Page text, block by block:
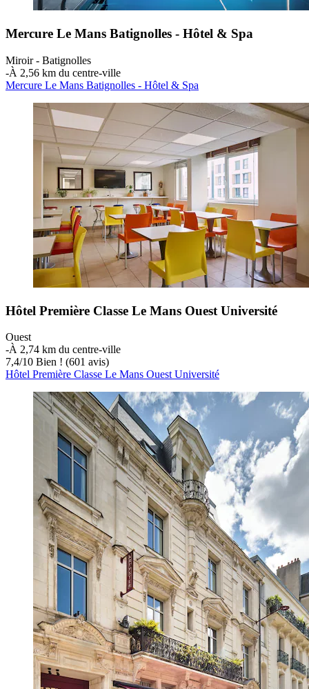
Mercure Le Mans Batignolles - Hôtel & Spa
Miroir - Batignolles
‐À 2,56 km du centre-ville
Mercure Le Mans Batignolles - Hôtel & Spa
Hôtel Première Classe Le Mans Ouest Université
Ouest
‐À 2,74 km du centre-ville
7,4/10 Bien ! (601 avis)
Hôtel Première Classe Le Mans Ouest Université